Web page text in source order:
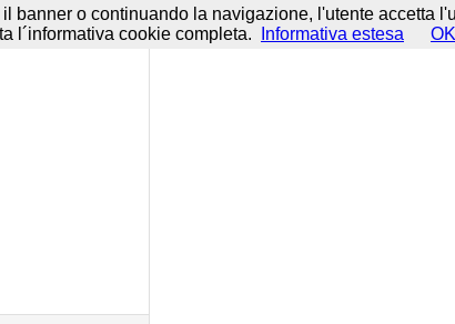
o continuando la navigazione, l'utente accetta
l´informativa cookie completa.
Informativa estesa OK